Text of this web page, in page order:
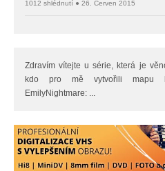
1012 shlédnutí ● 26. Červen 2015
Zdravím vítejte u série, která je
kdo pro mě vytvořili mapu
EmilyNightmare: ...